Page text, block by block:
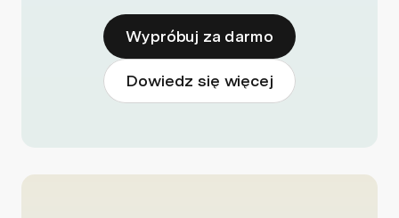
Wypróbuj za darmo
Dowiedz się więcej